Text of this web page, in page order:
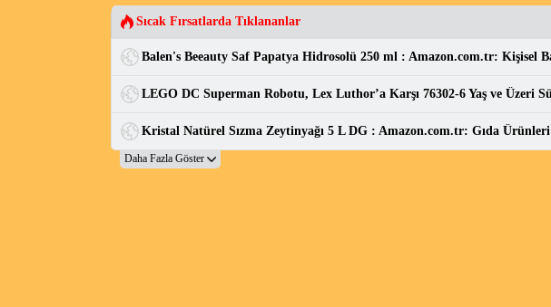
Sıcak Fırsatlarda Tıklananlar
Kristal Natürel Sızma Zeytinyağı 5 L DG : Amazon.com.tr: Gıda Ürünleri